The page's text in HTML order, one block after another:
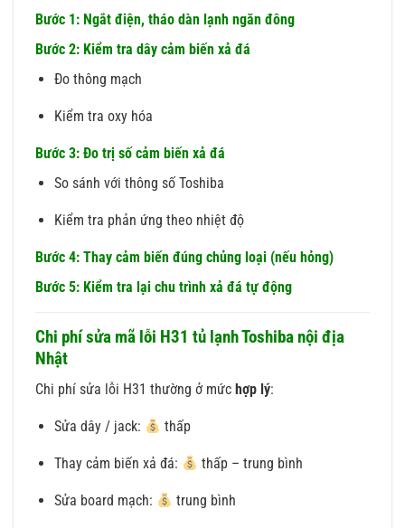
Bước 1: Ngắt điện, tháo dàn lạnh ngăn đông
Bước 2: Kiểm tra dây cảm biến xả đá
Đo thông mạch
Kiểm tra oxy hóa
Bước 3: Đo trị số cảm biến xả đá
So sánh với thông số Toshiba
Kiểm tra phản ứng theo nhiệt độ
Bước 4: Thay cảm biến đúng chủng loại (nếu hỏng)
Bước 5: Kiểm tra lại chu trình xả đá tự động
Chi phí sửa mã lỗi H31 tủ lạnh Toshiba nội địa
Nhật
Chi phí sửa lỗi H31 thường ở mức hợp lý:
Sửa dây / jack: thấp
Thay cảm biến xả đá: thấp – trung bình
Sửa board mạch: trung bình